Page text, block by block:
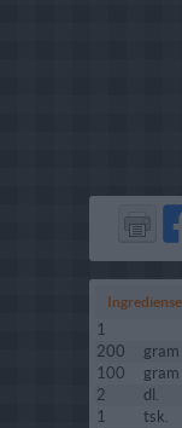
Del
på
1
200
gram
100
gram
2
dl.
1
tsk.